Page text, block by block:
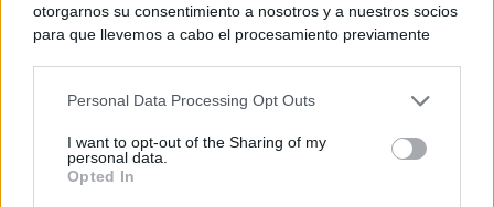
otorgarnos su consentimiento a nosotros y a nuestros socios
para que llevemos a cabo el procesamiento previamente
negar su consentimiento. Tenga en cuenta que algún
de su consentimiento, pero usted tiene el derecho de
rechazar tal procesamiento. Sus preferencias se aplicarán
Personal Data Processing Opt Outs
I want to opt-out of the Sharing of my
personal data.
Opted In